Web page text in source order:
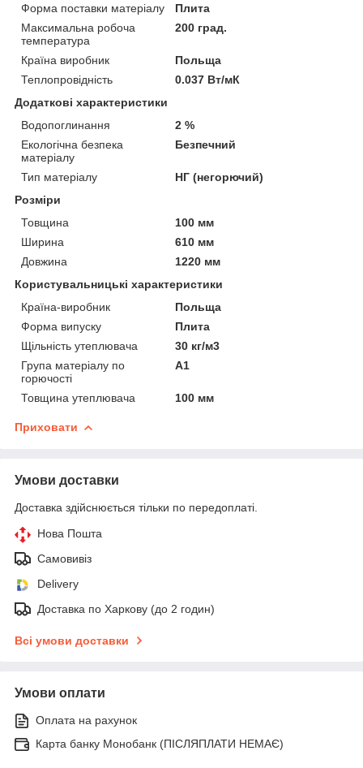
Форма поставки матеріалу
Плита
Максимальна робоча
температура
200 град.
Країна виробник
Польща
Теплопровідність
0.037 Вт/мК
Додаткові характеристики
Водопоглинання
2 %
Екологічна безпека
матеріалу
Безпечний
Тип матеріалу
НГ (негорючий)
Розміри
Товщина
100 мм
Ширина
610 мм
Довжина
1220 мм
Користувальницькі характеристики
Країна-виробник
Польща
Форма випуску
Плита
Щільність утеплювача
30 кг/м3
Група матеріалу по
горючості
А1
Товщина утеплювача 100 мм
Приховати
Умови доставки
Доставка здійснюється тільки по передоплаті.
Нова Пошта
Самовивіз
Delivery
Доставка по Харкову (до 2 годин)
Всі умови доставки
Умови оплати
Оплата на рахунок
Карта банку Монобанк (ПІСЛЯПЛАТИ НЕМАЄ)